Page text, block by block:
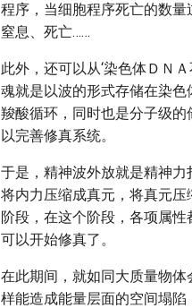
程序，当细胞程序死亡的数量
窒息、死亡……
此外，还可以从‘染色体ＤＮ
魂就是以波的形式存储在染色
羧酸循环，同时也是分子级的
以完善修真系统。
于是，精神波外放就是精神
将内力压缩成真元，将真元
阶段，在这个阶段，各项属
可以开始修真了。
在此期间，就如同大质量物
样能造成能量层面的空间塌